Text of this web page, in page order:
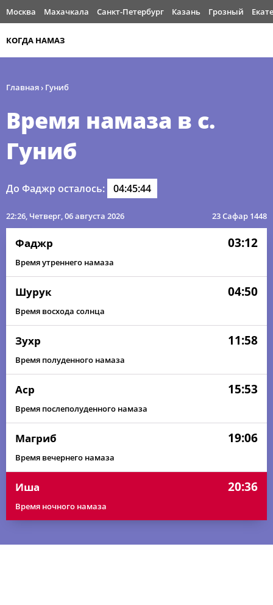
Москва Махачкала Санкт-Петербург Казань Грозный
КОГДА НАМАЗ
Главная› Гуниб
Время намаза в с.
Гуниб
До Фаджр осталось: 04:45:44
22:26, Четверг, 06 августа 2026 23 Сафар 1448
Фаджр 03:12
Время утреннего намаза
Шурук 04:50
Время восхода солнца
Зухр 11:58
Время полуденного намаза
Аср 15:53
Время послеполуденного намаза
Магриб 19:06
Время вечернего намаза
Иша 20:36
Время ночного намаза